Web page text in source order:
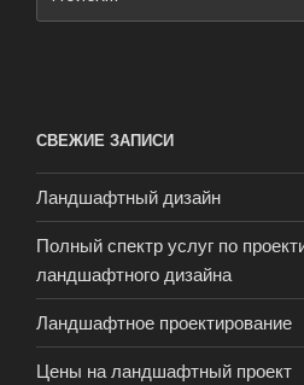
СВЕЖИЕ ЗАПИСИ
Ландшафтный дизайн
Полный спектр услуг по
ландшафтного дизайна
Ландшафтное проектирование
Цены на ландшафтный проект